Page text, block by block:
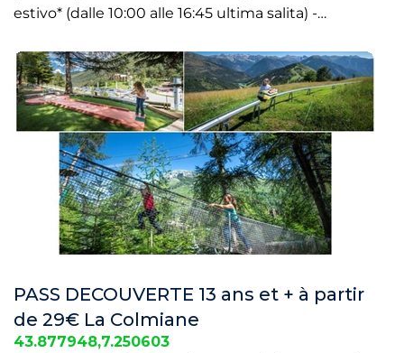
estivo* (dalle 10:00 alle 16:45 ultima salita) -…
PASS DECOUVERTE 13 ans et + à partir
de 29€ La Colmiane
43.877948,7.250603